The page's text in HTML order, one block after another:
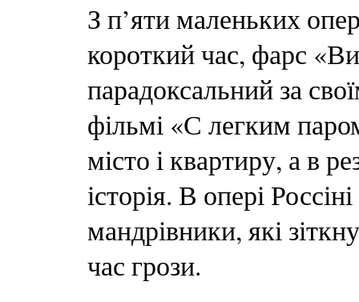
З п’яти маленьких
короткий час, фарс
парадоксальний за
фільмі «С легким
місто і квартиру, а в
історія. В опері
мандрівники, які
час грози.